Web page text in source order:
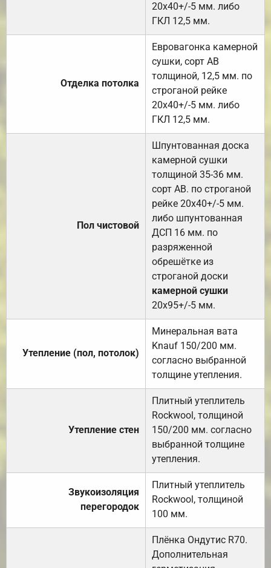
20х40+/-5 мм. либо
ГКЛ 12,5 мм.
Отделка потолка
Евровагонка камерной
сушки, сорт АВ
толщиной, 12,5 мм. по
строганой рейке
20х40+/-5 мм. либо
ГКЛ 12,5 мм.
Пол чистовой
Шпунтованная доска
камерной сушки
толщиной 35-36 мм.
сорт АВ. по строганой
рейке 20х40+/-5 мм.
либо шпунтованная
ДСП 16 мм. по
разряженной
обрешётке из
строганой доски
камерной сушки
20х95+/-5 мм.
Утепление (пол, потолок)
Минеральная вата
Knauf 150/200 мм.
согласно выбранной
толщине утепления.
Утепление стен
Плитный утеплитель
Rockwool, толщиной
150/200 мм. согласно
выбранной толщине
утепления.
Звукоизоляция
перегородок
Плитный утеплитель
Rockwool, толщиной
100 мм.
Плёнка Ондутис R70.
Дополнительная